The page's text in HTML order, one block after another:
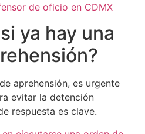
de oficio en CDMX
ya hay una
aprehensión, es urgente
evitar la detención
respuesta es clave.